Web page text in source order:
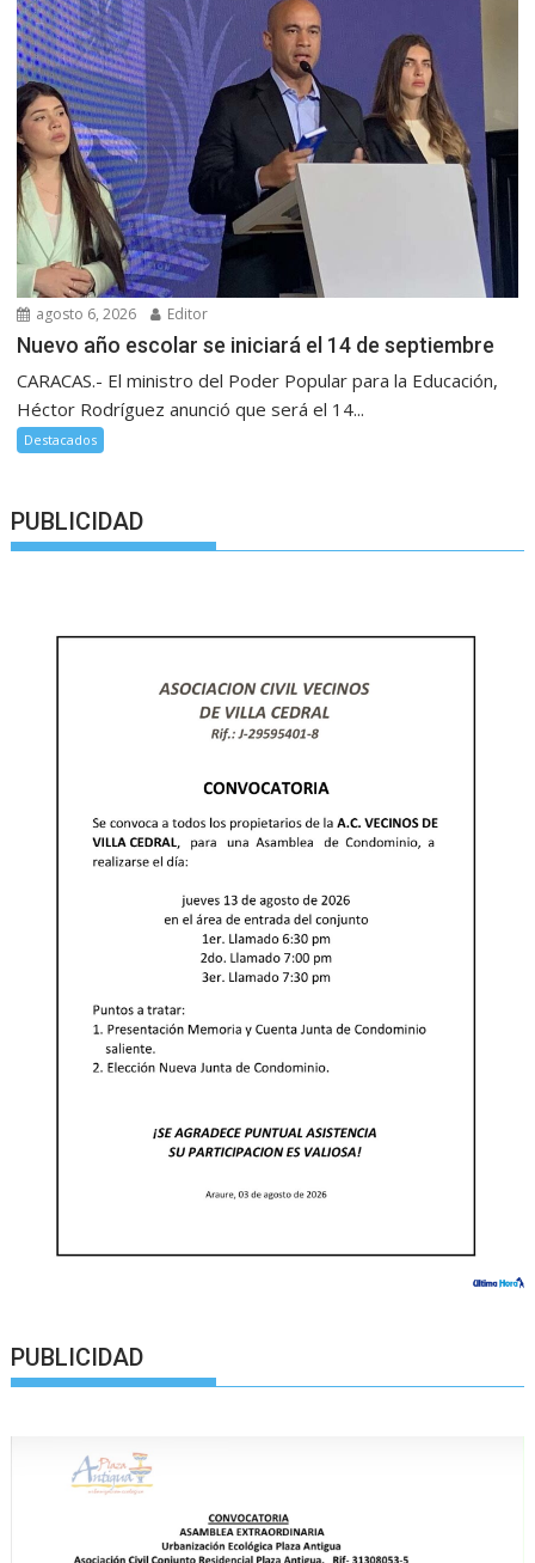
agosto 6, 2026 Editor
Nuevo año escolar se iniciará el 14 de septiembre
CARACAS.- El ministro del Poder Popular para la Educación,
Héctor Rodríguez anunció que será el 14...
Destacados
PUBLICIDAD
PUBLICIDAD